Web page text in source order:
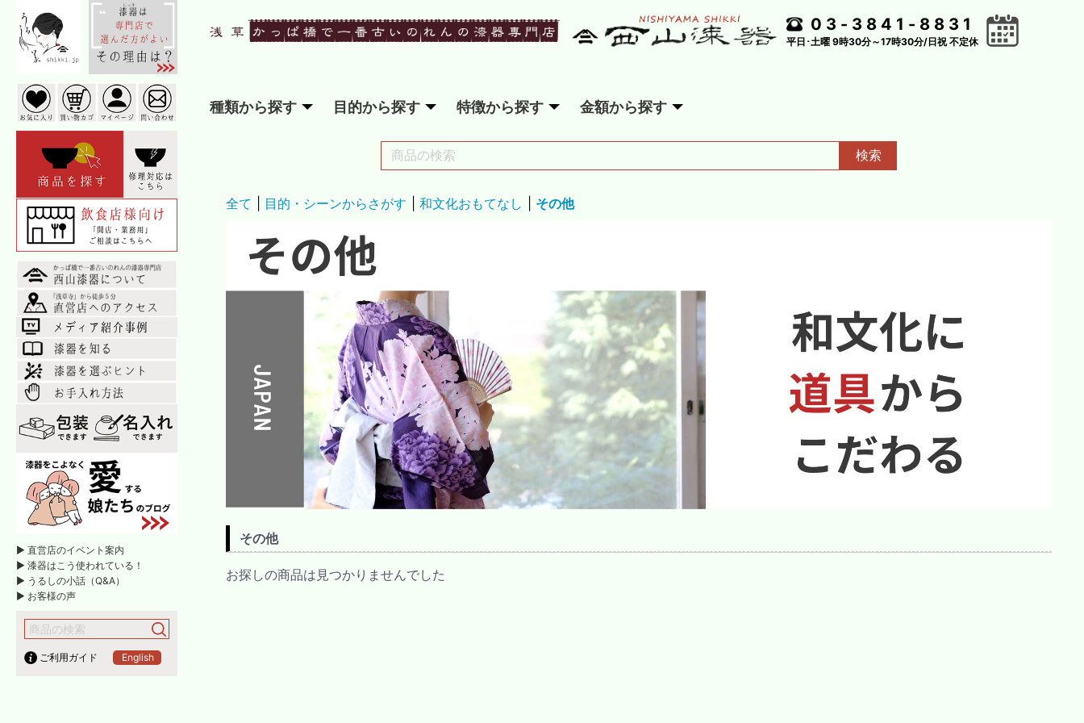
► 直営店のイベント案内
► 漆器はこう使われている！
► うるしの小話（Q&A）
► お客様の声
ご利用ガイド English
03-3841-8831
平日･土曜 9時30分～17時30分/日祝 不定休
種類から探す 目的から探す 特徴から探す 金額から探す
検索
全て 目的・シーンからさがす 和文化おもてなし その他
その他
お探しの商品は見つかりませんでした